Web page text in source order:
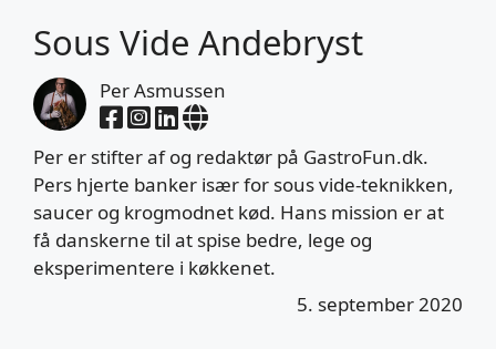
Sous Vide Andebryst
Per Asmussen
Per er stifter af og redaktør på GastroFun.dk.
Pers hjerte banker især for sous vide-teknikken,
saucer og krogmodnet kød. Hans mission er at
få danskerne til at spise bedre, lege og
eksperimentere i køkkenet.
5. september 2020